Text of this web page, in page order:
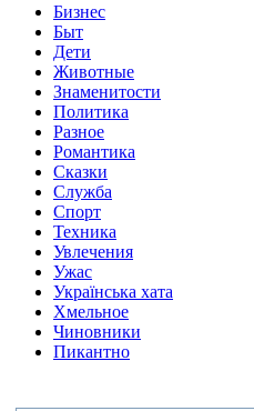
Бизнес
Быт
Дети
Животные
Знаменитости
Политика
Разное
Романтика
Сказки
Служба
Спорт
Техника
Увлечения
Ужас
Українська хата
Хмельное
Чиновники
Пикантно